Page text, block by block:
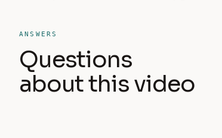
ANSWERS
Questions
about this video